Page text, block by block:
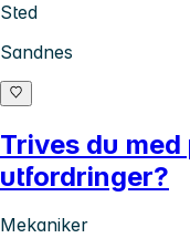
Sted
Sandnes
Trives du
utfordringer?
Mekaniker